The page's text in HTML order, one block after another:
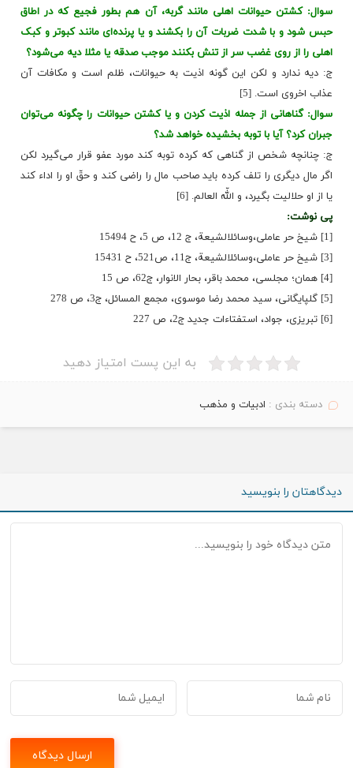
سوال: کشتن حیوانات اهلى مانند گربه، آن هم بطور فجیع که در اطاق
حبس شود و با شدت ضربات آن را بکشند و یا پرنده‌اى مانند کبوتر و کبک
اهلى را از روى غضب سر از تنش بکنند موجب صدقه یا مثلا دیه مى‌شود؟
ج: دیه ندارد و لکن این گونه اذیت به حیوانات، ظلم است و مکافات آن
عذاب اخروى است. [5]
سوال: گناهانى از جمله اذیت کردن و یا کشتن حیوانات را چگونه مى‌توان
جبران کرد؟ آیا با توبه بخشیده خواهد شد؟
ج: چنانچه شخص از گناهى که کرده توبه کند مورد عفو قرار مى‌گیرد لکن
اگر مال دیگرى را تلف کرده باید صاحب مال را راضى کند و حقّ او را اداء کند
یا از او حلالیت بگیرد، و اللّه العالم. [6]
پی نوشت:
[1] شیخ حر عاملی،وسائل‏الشیعة، ج 12، ص 5، ح 15494
[3] شیخ حر عاملی،وسائل‏الشیعة، ج11، ص521، ح 15431
[4] همان؛ مجلسی، محمد باقر، بحار الانوار، ج62، ص 15
[5] گلپایگانى، سید محمد رضا موسوى، مجمع المسائل، ج‌3، ص 278
[6] تبریزى، جواد، استفتاءات جدید ج‌2، ص 227
به این پست امتیاز دهید
دسته بندی : ادبیات و مذهب
دیدگاهتان را بنویسید